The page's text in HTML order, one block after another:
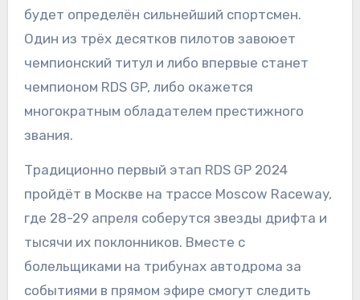
будет определён сильнейший спортсмен.
Один из трёх десятков пилотов завоюет
чемпионский титул и либо впервые станет
чемпионом RDS GP, либо окажется
многократным обладателем престижного
звания.
Традиционно первый этап RDS GP 2024
пройдёт в Москве на трассе Moscow Raceway,
где 28-29 апреля соберутся звезды дрифта и
тысячи их поклонников. Вместе с
болельщиками на трибунах автодрома за
событиями в прямом эфире смогут следить